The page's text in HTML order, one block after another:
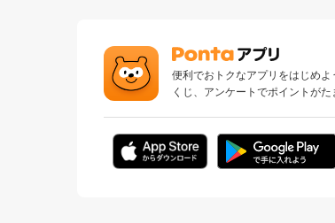
便利でおトクなアプリをはじめよ
くじ、アンケートでポイントがた